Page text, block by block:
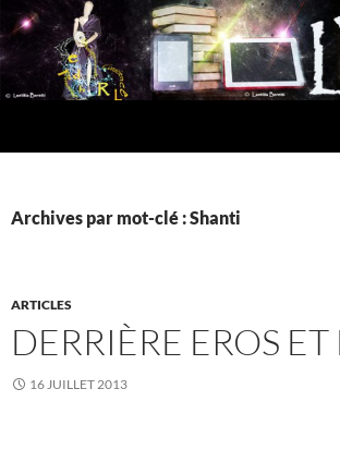
Aller
au
contenu
Archives par mot-clé : Shanti
ARTICLES
DERRIÈRE EROS ET
16 JUILLET 2013